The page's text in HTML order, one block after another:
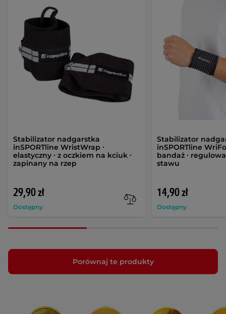
Stabilizator nadgarstka
inSPORTline WristWrap ∙
elastyczny ∙ z oczkiem na kciuk ∙
zapinany na rzep
29,90 zł
Dostępny
Stabilizator
inSPORTline
bandaż ∙
stawu
14,90 zł
Dostępny
Porównaj te produkty